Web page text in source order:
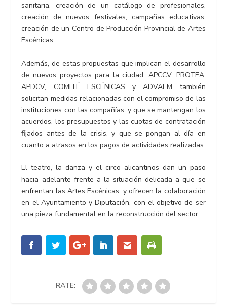
sanitaria, creación de un catálogo de profesionales,
creación de nuevos festivales, campañas educativas,
creación de un Centro de Producción Provincial de Artes
Escénicas.
Además, de estas propuestas que implican el desarrollo
de nuevos proyectos para la ciudad, APCCV, PROTEA,
APDCV, COMITÉ ESCÉNICAS y ADVAEM también
solicitan medidas relacionadas con el compromiso de las
instituciones con las compañías, y que se mantengan los
acuerdos, los presupuestos y las cuotas de contratación
fijados antes de la crisis, y que se pongan al día en
cuanto a atrasos en los pagos de actividades realizadas.
El teatro, la danza y el circo alicantinos dan un paso
hacia adelante frente a la situación delicada a que se
enfrentan las Artes Escénicas, y ofrecen la colaboración
en el Ayuntamiento y Diputación, con el objetivo de ser
una pieza fundamental en la reconstrucción del sector.
RATE: